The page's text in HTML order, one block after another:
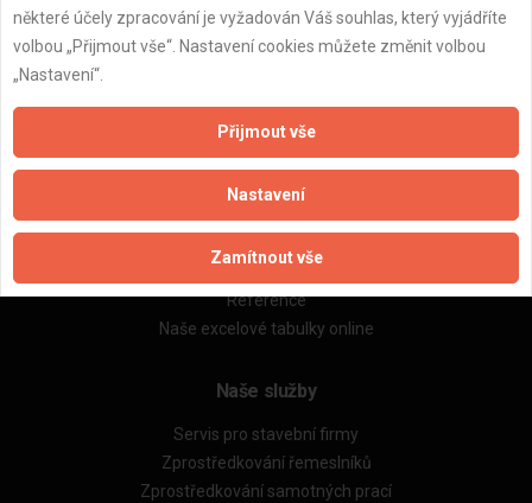
Naše firmy a řemeslníci
Zpracování a ochrana osobních údajů
Reference
Naše excelové tabulky online
Naše služby
Servis pro stavební firmy
Zprostředkování řemeslníků
Zprostředkování samotných prací
některé účely zpracování je vyžadován Váš souhlas, který vyjádříte
volbou „Přijmout vše“. Nastavení cookies můžete změnit volbou
„Nastavení“.
Přijmout vše
Nastavení
Zamítnout vše